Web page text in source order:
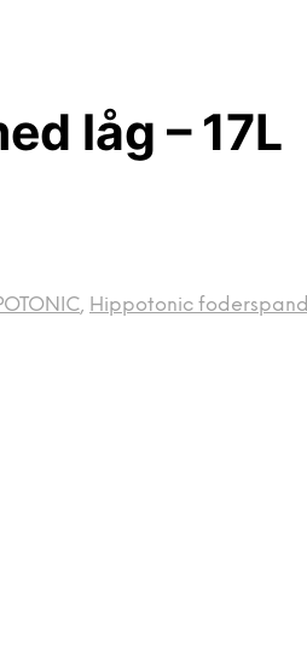
låg – 17L
, Hippotonic foderspand